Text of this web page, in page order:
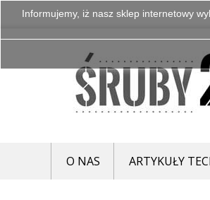
O NAS ARTYKUŁY
Informujemy, iż nasz sklep internetowy